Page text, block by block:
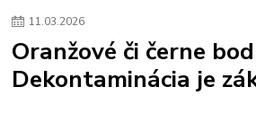
gyeon cancoat
ako na keramiku
p&s audi rs6
aplikacia ochrany
sealant sonax bez
11.03.2026
Oranžové či černe
Dekontaminácia je